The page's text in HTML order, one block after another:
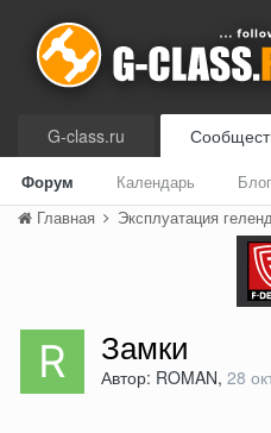
G-class.ru
Форум Календарь
Главная Эксплуатация
Замки
Автор: ROMAN, 28